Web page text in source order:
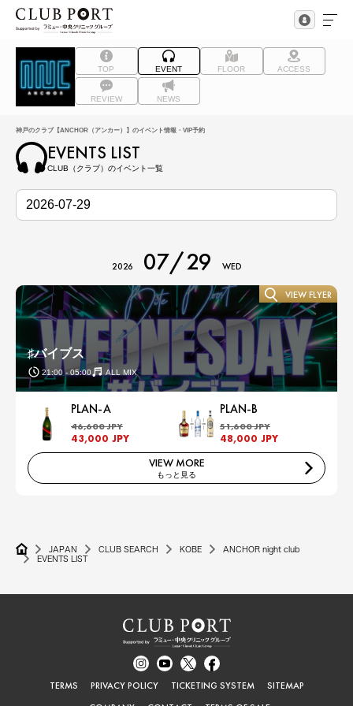
TOP EVENT FLOOR ACCESS
REVIEW NEWS
神戸のクラブ【ANCHOR（アンカー）】のイベント情報・VIP予約
EVENTS LIST
CLUB（クラブ）のイベント一覧
2026 07/29 WED
♯バイブス
21:00 - 05:00 ALL MIX
VIEW FLYER
PLAN-A
46,600 JPY
43,000 JPY
PLAN-B
51,600 JPY
48,000 JPY
VIEW MORE
もっと見る
JAPAN CLUB SEARCH KOBE
ANCHOR night club
EVENTS LIST
TERMS PRIVACY POLICY TICKETING SYSTEM
SITEMAP